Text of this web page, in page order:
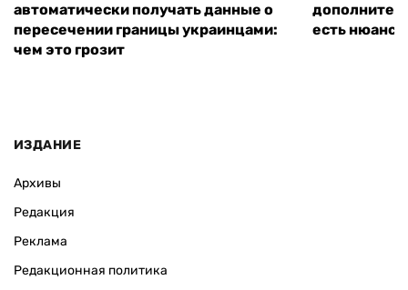
автоматически получать данные о
пересечении границы украинцами:
чем это грозит
есть нюанс
ИЗДАНИЕ
Архивы
Редакция
Реклама
Редакционная политика